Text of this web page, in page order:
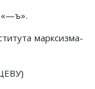
«—ъ».
марксизма-